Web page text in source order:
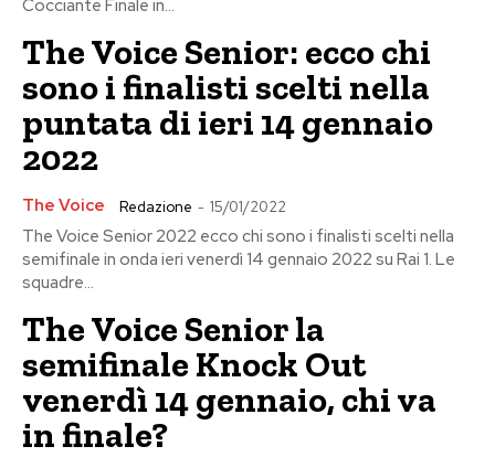
Cocciante Finale in...
The Voice Senior: ecco chi
sono i finalisti scelti nella
puntata di ieri 14 gennaio
2022
The Voice Redazione - 15/01/2022
The Voice Senior 2022 ecco chi sono i finalisti scelti nella
semifinale in onda ieri venerdì 14 gennaio 2022 su Rai 1. Le
squadre...
The Voice Senior la
semifinale Knock Out
venerdì 14 gennaio, chi va
in finale?